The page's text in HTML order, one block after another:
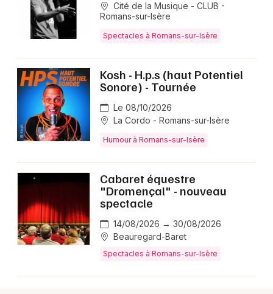
Artistes en tournée
Actus à Romans-sur-Isère
Magazine à Romans-sur-Isère
Choisir mes départements
Cité de la Musique - CLUB -
Romans-sur-Isère
Spectacles à Romans-sur-Isère
Kosh - H.p.s (haut Potentiel
Sonore) - Tournée
Le 08/10/2026
La Cordo - Romans-sur-Isère
Humour à Romans-sur-Isère
Cabaret équestre
"Dromençal" - nouveau
spectacle
14/08/2026 → 30/08/2026
Beauregard-Baret
Spectacles à Romans-sur-Isère